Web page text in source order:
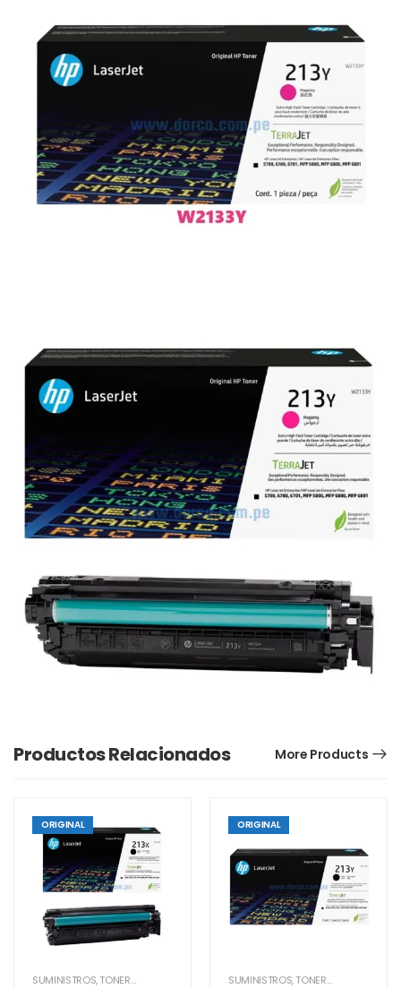
Productos Relacionados More Products
ORIGINAL
SUMINISTROS,TONER HP
ORIGINAL
SUMINISTROS,TONER HP